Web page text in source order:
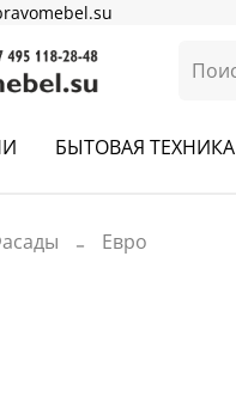
БЫТОВАЯ ТЕХНИКА
Евро